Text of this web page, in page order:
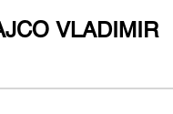
VLADIMIR